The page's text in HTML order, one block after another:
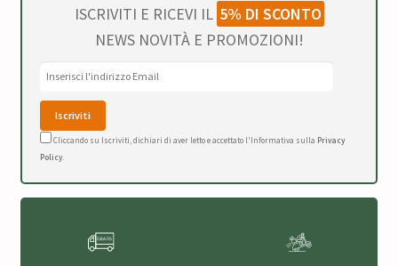
ISCRIVITI E RICEVI IL 5% DI SCONTO
NEWS NOVITÀ E PROMOZIONI!
Cliccando su Iscriviti, dichiari di aver letto e accettato l'Informativa sulla Privacy
Policy.